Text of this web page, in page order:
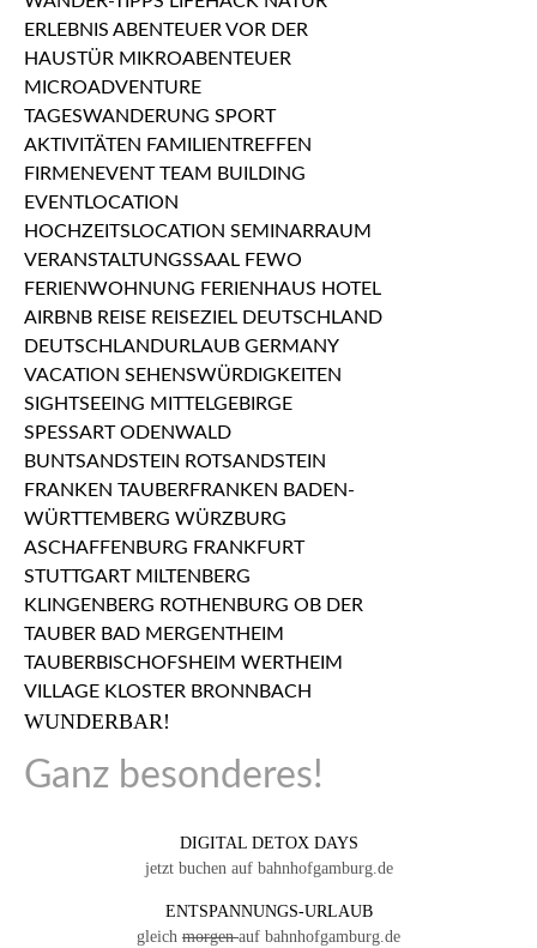
WUNDERBAR!
Ganz besonderes!
DIGITAL DETOX DAYS
jetzt buchen auf bahnhofgamburg.de
ENTSPANNUNGS-URLAUB
gleich morgenauf bahnhofgamburg.de